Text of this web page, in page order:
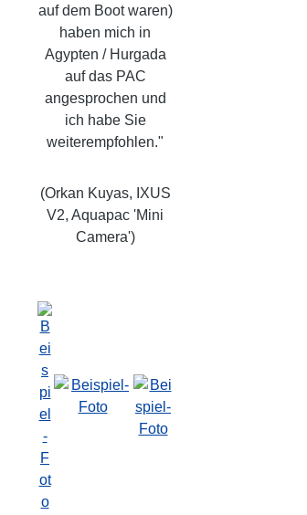
auf dem Boot waren)
haben mich in
Agypten / Hurgada
auf das PAC
angesprochen und
ich habe Sie
weiterempfohlen."
(Orkan Kuyas, IXUS
V2, Aquapac 'Mini
Camera')